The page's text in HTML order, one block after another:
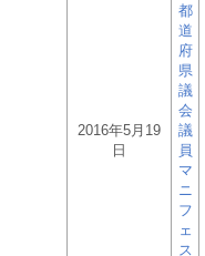
2016年5月19
日
都
道
府
県
議
会
議
員
マ
ニ
フ
ェ
ス